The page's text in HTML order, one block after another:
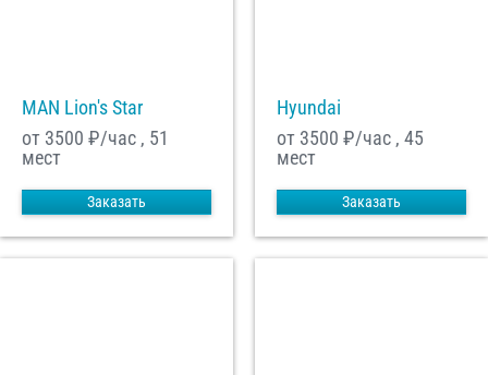
MAN Lion's Star
от 3500 ₽/час , 51
мест
Заказать
Hyundai
от 3500 ₽/час , 45
мест
Заказать